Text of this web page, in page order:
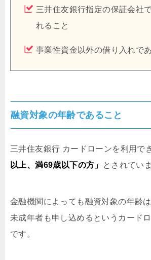
三井住友銀行指定の保証会社
れること
事業性資金以外の借り入れで
融資対象の年齢であること
三井住友銀行 カードローンを利用で
以上、満69歳以下の方」
とされてい
金融機関によっても融資対象の年齢は
未成年者も申し込めるというカード
です。